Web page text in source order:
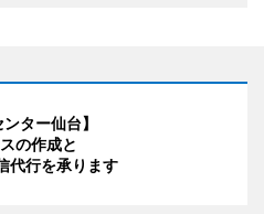
ンター仙台】
の作成と
代行を承ります